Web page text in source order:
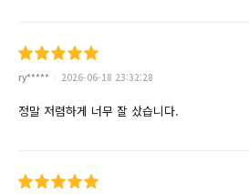
ry***** 2026-06-18 23:32:28
정말 저렴하게 너무 잘 샀습니다.